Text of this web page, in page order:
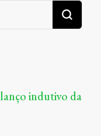
indutivo da